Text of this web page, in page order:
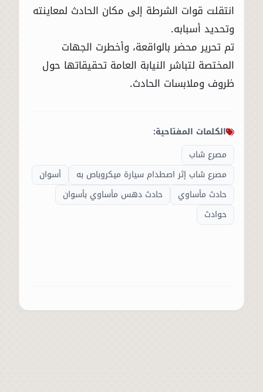
انتقلت قوات الشرطة إلى مكان الحادث لمعاينته
وتحديد أسبابه.
تم تحرير محضر بالواقعة، وأخطرت الجهات
المختصة لتباشر النيابة العامة تحقيقاتها حول
ظروف وملابسات الحادث.
الكلمات المفتاحية:
مصرع شاب
مصرع شاب إثر اصطدام سيارة ميكروباص به
أسوان
حادث مأساوي
حادث دهس مأساوي بأسوان
حوادث